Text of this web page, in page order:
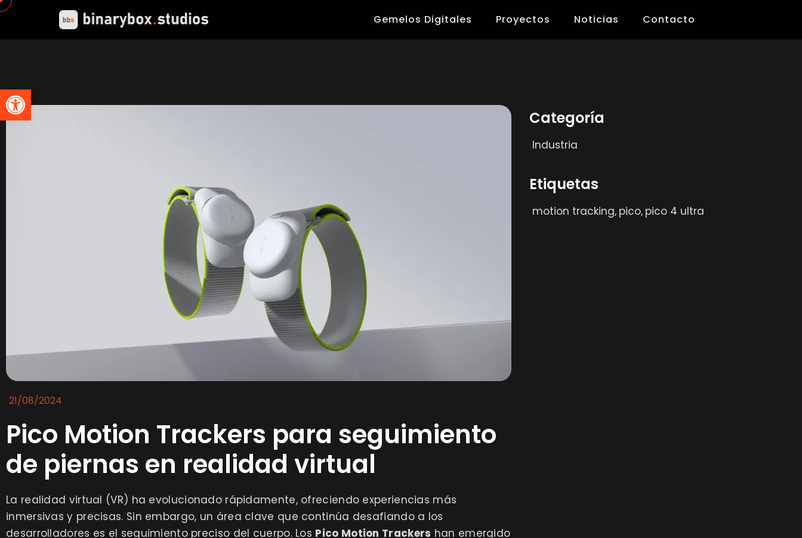
Abrir barra de herramientas
Gemelos Digitales Proyectos Noticias Contacto
21/08/2024
Pico Motion Trackers para seguimiento
de piernas en realidad virtual
La realidad virtual (VR) ha evolucionado rápidamente, ofreciendo experiencias más
inmersivas y precisas. Sin embargo, un área clave que continúa desafiando a los
desarrolladores es el seguimiento preciso del cuerpo. Los Pico Motion Trackers han emergido
Categoría
Industria
Etiquetas
motion tracking, pico, pico 4 ultra